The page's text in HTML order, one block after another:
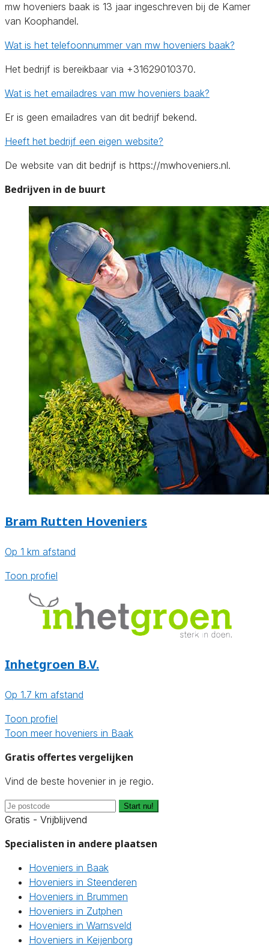
mw hoveniers baak is 13 jaar ingeschreven bij de Kamer
van Koophandel.
Wat is het telefoonnummer van mw hoveniers baak?
Het bedrijf is bereikbaar via +31629010370.
Wat is het emailadres van mw hoveniers baak?
Er is geen emailadres van dit bedrijf bekend.
Heeft het bedrijf een eigen website?
De website van dit bedrijf is https://mwhoveniers.nl.
Bedrijven in de buurt
Bram Rutten Hoveniers
Op 1 km afstand
Toon profiel
Inhetgroen B.V.
Op 1.7 km afstand
Toon profiel
Toon meer hoveniers in Baak
Gratis offertes vergelijken
Vind de beste hovenier in je regio.
Start nu!
Gratis - Vrijblijvend
Specialisten in andere plaatsen
Hoveniers in Baak
Hoveniers in Steenderen
Hoveniers in Brummen
Hoveniers in Zutphen
Hoveniers in Warnsveld
Hoveniers in Keijenborg